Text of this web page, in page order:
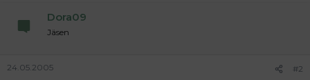
j
a
Dora09
Jäsen
24.05.2005 #2